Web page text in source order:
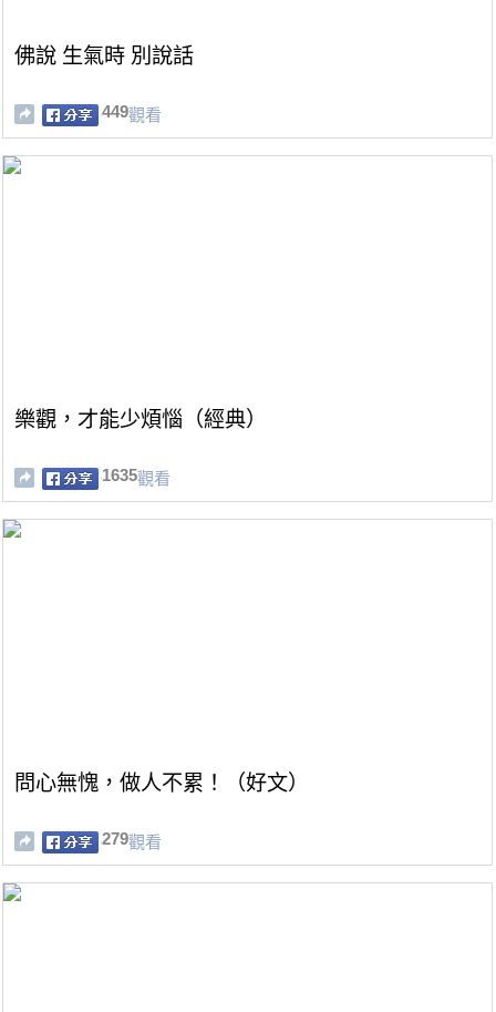
佛說 生氣時 別說話
449觀看
樂觀，才能少煩惱（經典）
1635觀看
問心無愧，做人不累！（好文）
279觀看